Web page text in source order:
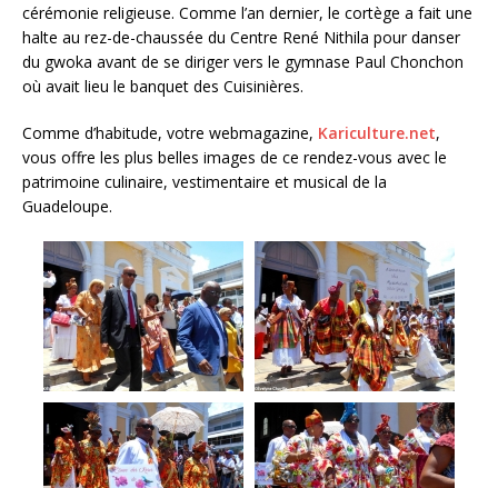
cérémonie religieuse. Comme l’an dernier, le cortège a fait une
halte au rez-de-chaussée du Centre René Nithila pour danser
du gwoka avant de se diriger vers le gymnase Paul Chonchon
où avait lieu le banquet des Cuisinières.
Comme d’habitude, votre webmagazine, Kariculture.net,
vous offre les plus belles images de ce rendez-vous avec le
patrimoine culinaire, vestimentaire et musical de la
Guadeloupe.